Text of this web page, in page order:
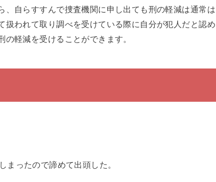
、自らすすんで捜査機関に申し出ても刑の軽減は通常は
扱われて取り調べを受けている際に自分が犯人だと認め
軽減を受けることができます。
まったので諦めて出頭した。